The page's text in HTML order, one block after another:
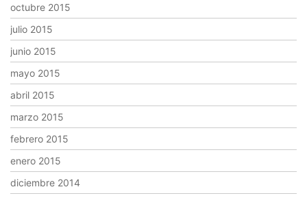
octubre 2015
julio 2015
junio 2015
mayo 2015
abril 2015
marzo 2015
febrero 2015
enero 2015
diciembre 2014